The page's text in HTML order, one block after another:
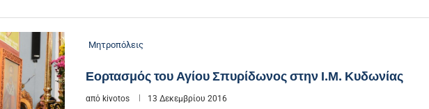
Μητροπόλεις
Εορτασμός του Αγίου Σπυρίδωνος στην Ι.Μ. Κυδωνίας
από kivotos 13 Δεκεμβρίου 2016